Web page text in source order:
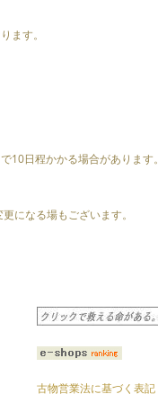
ます。
10日程かかる場合があります。
になる場もございます。
古物営業法に基づく表記